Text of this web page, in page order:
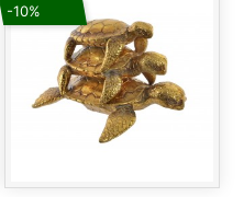
-10%